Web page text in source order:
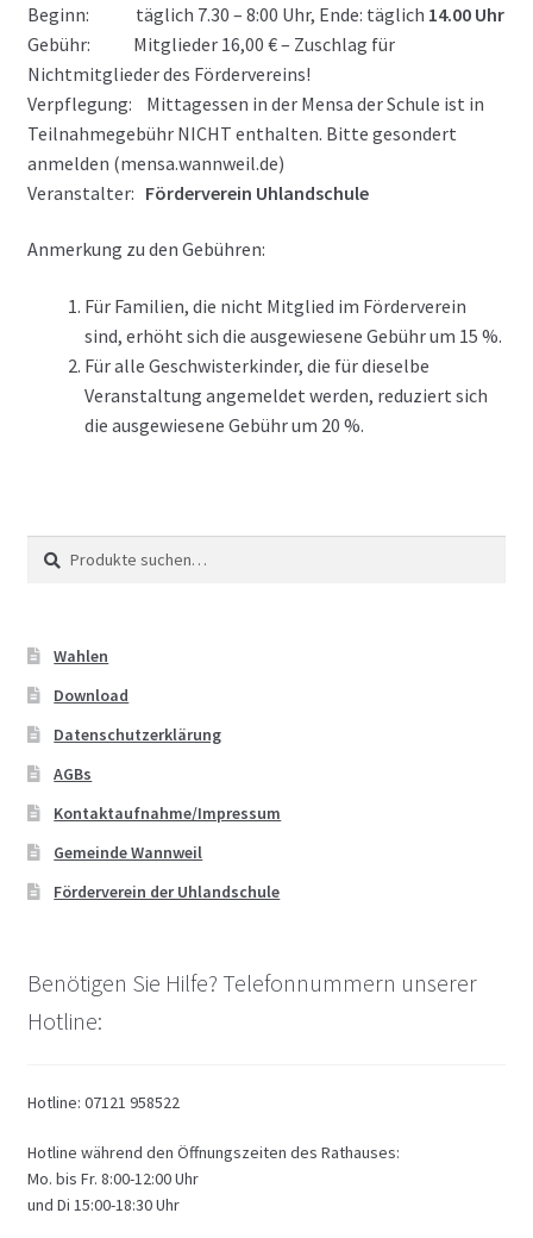
Beginn: täglich 7.30 – 8:00 Uhr, Ende: täglich 14.00 Uhr
Gebühr: Mitglieder 16,00 € – Zuschlag für
Nichtmitglieder des Fördervereins!
Verpflegung: Mittagessen in der Mensa der Schule ist in
Teilnahmegebühr NICHT enthalten. Bitte gesondert
anmelden (mensa.wannweil.de)
Veranstalter: Förderverein Uhlandschule
Anmerkung zu den Gebühren:
Für Familien, die nicht Mitglied im Förderverein
sind, erhöht sich die ausgewiesene Gebühr um 15 %.
Für alle Geschwisterkinder, die für dieselbe
Veranstaltung angemeldet werden, reduziert sich
die ausgewiesene Gebühr um 20 %.
Suche
nach:
Suche
Wahlen
Download
Datenschutzerklärung
AGBs
Kontaktaufnahme/Impressum
Gemeinde Wannweil
Förderverein der Uhlandschule
Benötigen Sie Hilfe? Telefonnummern unserer
Hotline:
Hotline: 07121 958522
Hotline während den Öffnungszeiten des Rathauses:
Mo. bis Fr. 8:00-12:00 Uhr
und Di 15:00-18:30 Uhr